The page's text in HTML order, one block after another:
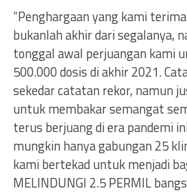
“Penghargaan yang kami
bukanlah akhir dari segalanya,
tonggal awal perjuangan kami
500.000 dosis di akhir 2021.
sekedar catatan rekor, namun
untuk membakar semangat
terus berjuang di era pandemi
mungkin hanya gabungan 25
kami bertekad untuk menjadi
MELINDUNGI 2.5 PERMIL